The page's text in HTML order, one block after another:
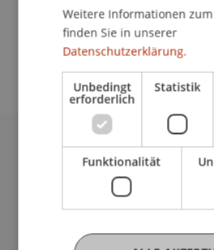
ganz Deutschland und dem
Ausland stellen ihre
erläutern sie persönlich am
Universität Liechtenstein
Fürst-Franz-Josef-Strasse
T +423 265 11 11
Weitere Informationen
finden Sie in unserer
Datenschutzerklärung.
Unbedingt
erforderlich
Statistik
Funktionalität